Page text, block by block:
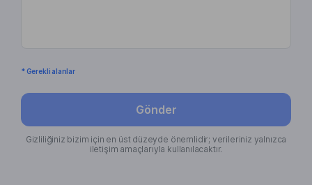
* Gerekli alanlar
Gönder
Gizliliğiniz bizim için en üst düzeyde önemlidir; verileriniz yalnızca
iletişim amaçlarıyla kullanılacaktır.